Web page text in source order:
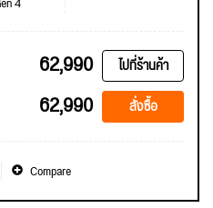
62,990 ไปที่ร้านค้า
62,990 สั่งซื้อ
Compare